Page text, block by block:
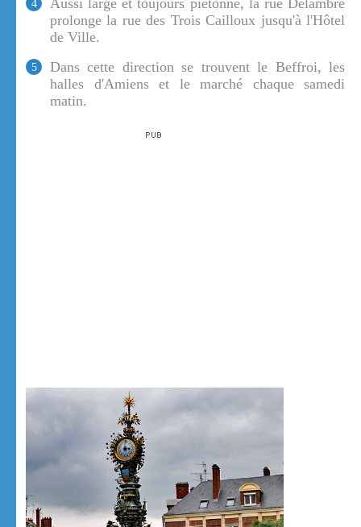
4
Aussi large et toujours piétonne, la rue Delambre
prolonge la rue des Trois Cailloux jusqu'à l'Hôtel
de Ville.
5
Dans cette direction se trouvent le Beffroi, les
halles d'Amiens et le marché chaque samedi
matin.